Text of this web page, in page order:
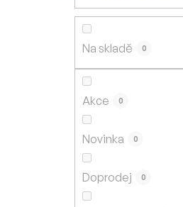
Na skladě 0
Akce 0
Novinka 0
Doprodej 0